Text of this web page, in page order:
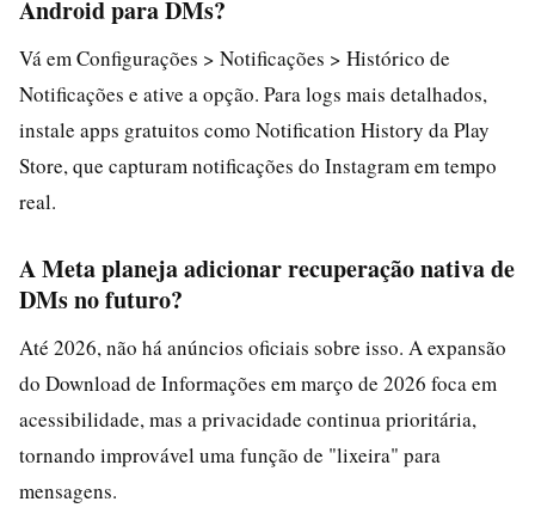
Android para DMs?
Vá em Configurações > Notificações > Histórico de
Notificações e ative a opção. Para logs mais detalhados,
instale apps gratuitos como Notification History da Play
Store, que capturam notificações do Instagram em tempo
real.
A Meta planeja adicionar recuperação nativa de
DMs no futuro?
Até 2026, não há anúncios oficiais sobre isso. A expansão
do Download de Informações em março de 2026 foca em
acessibilidade, mas a privacidade continua prioritária,
tornando improvável uma função de "lixeira" para
mensagens.